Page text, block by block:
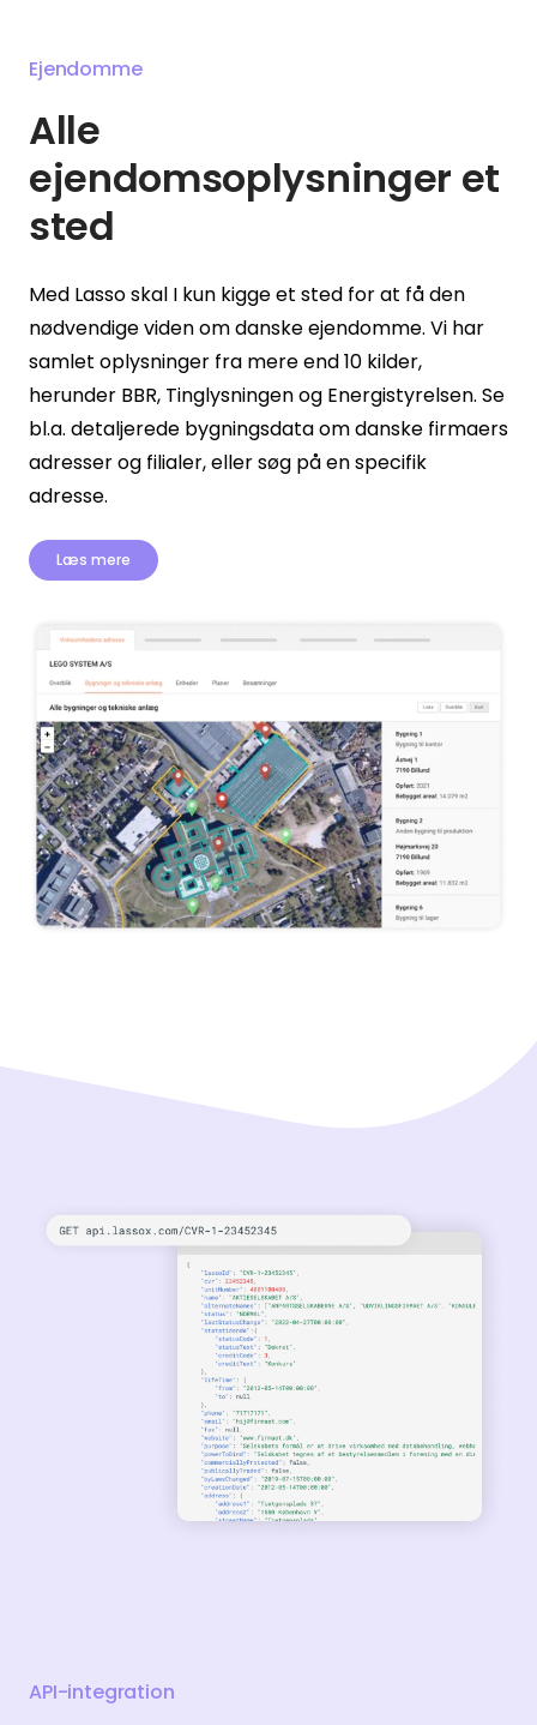
Ejendomme
Alle
ejendomsoplysninger et
sted
Med Lasso skal I kun kigge et sted for at få den
nødvendige viden om danske ejendomme. Vi har
samlet oplysninger fra mere end 10 kilder,
herunder BBR, Tinglysningen og Energistyrelsen. Se
bl.a. detaljerede bygningsdata om danske firmaers
adresser og filialer, eller søg på en specifik
adresse.
Læs mere
API-integration